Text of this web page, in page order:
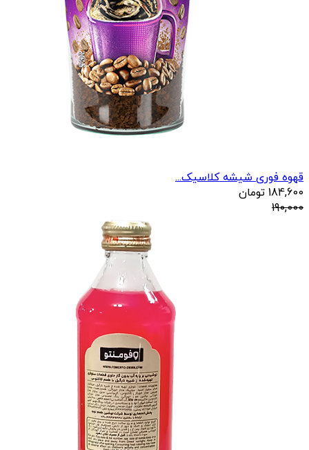
قهوه فوری شیشه کلاسیک...
184,600 تومان
190,000